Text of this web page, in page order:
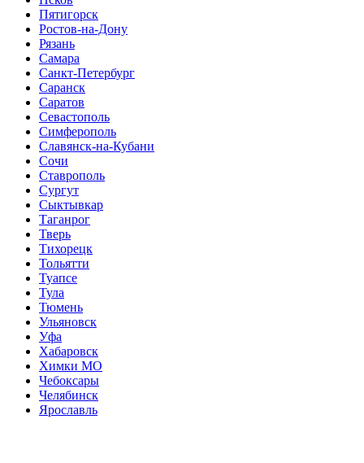
Пятигорск
Ростов-на-Дону
Рязань
Самара
Санкт-Петербург
Саранск
Саратов
Севастополь
Симферополь
Славянск-на-Кубани
Сочи
Ставрополь
Сургут
Сыктывкар
Таганрог
Тверь
Тихорецк
Тольятти
Туапсе
Тула
Тюмень
Ульяновск
Уфа
Хабаровск
Химки МО
Чебоксары
Челябинск
Ярославль